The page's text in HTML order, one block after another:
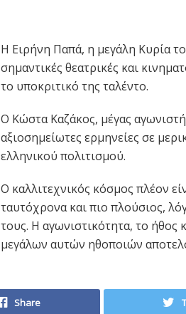
Η Ειρήνη Παπά, η μεγάλη Κυρία
σημαντικές θεατρικές και
το υποκριτικό της ταλέντο.
Ο Κώστα Καζάκος, μέγας
αξιοσημείωτες ερμηνείες σε
ελληνικού πολιτισμού.
Ο καλλιτεχνικός κόσμος πλέον
ταυτόχρονα και πιο πλούσιος,
τους. Η αγωνιστικότητα, το ήθος
μεγάλων αυτών ηθοποιών
Share